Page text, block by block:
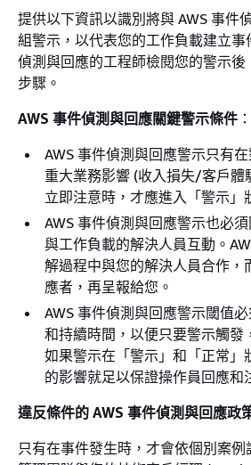
提供以下資訊以識別將與 AWS 事件
組警示，以代表您的工作負載建立事
偵測與回應的工程師檢閱您的警示後
步驟。
AWS 事件偵測與回應關鍵警示條件 ：
AWS 事件偵測與回應警示只有
重大業務影響 (收入損失/客戶體
立即注意時，才應進入「警示」
AWS 事件偵測與回應警示也必
與工作負載的解決人員互動。
解過程中與您的解決人員合作，
應者，再呈報給您。
AWS 事件偵測與回應警示閾值
和持續時間，以便只要警示觸發
如果警示在「警示」和「正常」
的影響就足以保證操作員回應和
違反條件的 AWS 事件偵測與回應政
只有在事件發生時，才會依個別案